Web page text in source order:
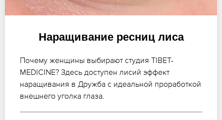
Наращивание ресниц лиса
Почему женщины выбирают студия TIBET-
MEDICINE? Здесь доступен лисий эффект
наращивания в Дружба с идеальной проработкой
внешнего уголка глаза.